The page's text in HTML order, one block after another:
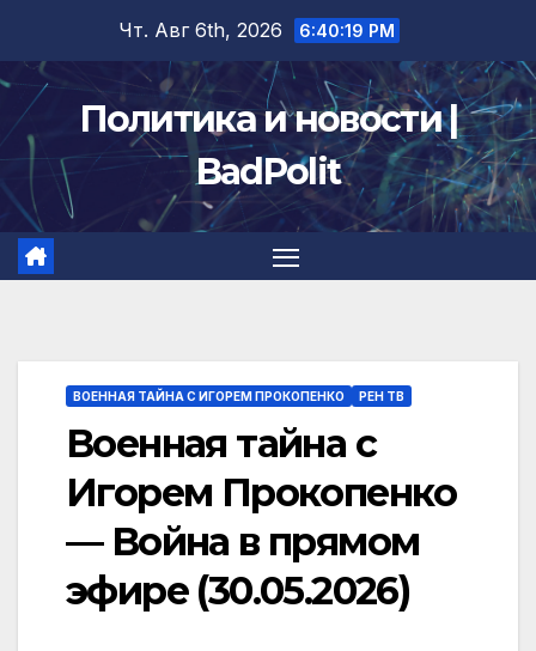
содержимому
Чт. Авг 6th, 2026 6:40:20 PM
Политика и новости |
BadPolit
ВОЕННАЯ ТАЙНА С ИГОРЕМ ПРОКОПЕНКО РЕН ТВ
Военная тайна с
Игорем Прокопенко
— Война в прямом
эфире (30.05.2026)